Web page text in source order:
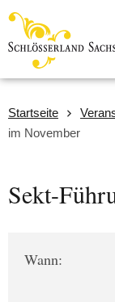
Startseite
im November
Sekt-
Wann: